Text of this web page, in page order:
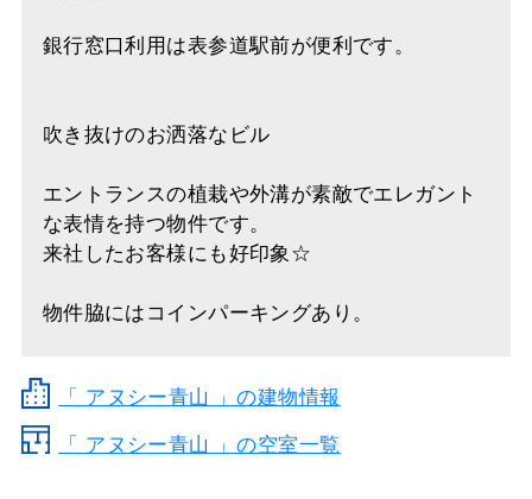
銀行窓口利用は表参道駅前が便利です。
吹き抜けのお洒落なビル
エントランスの植栽や外溝が素敵でエレガント
な表情を持つ物件です。
来社したお客様にも好印象☆
物件脇にはコインパーキングあり。
「 アヌシー青山 」の建物情報
「 アヌシー青山 」の空室一覧